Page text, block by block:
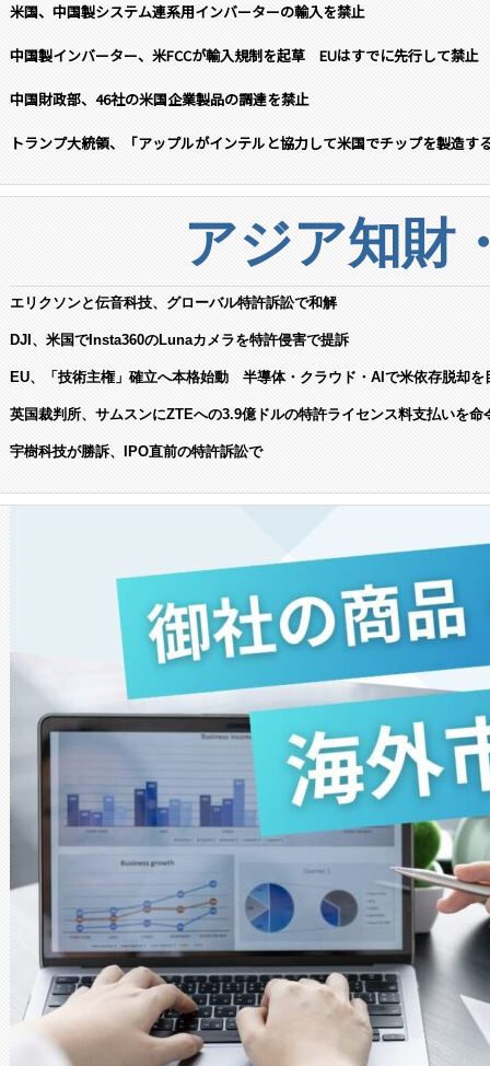
米国、中国製システム連系用インバーターの輸入を禁止
中国製インバーター、米FCCが輸入規制を起草 EUはすでに先行して禁止
中国財政部、46社の米国企業製品の調達を禁止
トランプ大統領、「アップルがインテルと協力して米国でチップを製造す
アジア知財
エリクソンと伝音科技、グローバル特許訴訟で和解
DJI、米国でInsta360のLunaカメラを特許侵害で提訴
EU、「技術主権」確立へ本格始動 半導体・クラウド・AIで米依存脱却を
英国裁判所、サムスンにZTEへの3.9億ドルの特許ライセンス料支払いを命
宇樹科技が勝訴、IPO直前の特許訴訟で